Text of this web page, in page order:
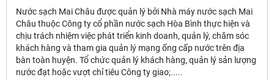
Nước sạch Mai Châu được quản lý bởi Nhà máy nước sạch Mai
Châu thuộc Công ty cổ phần nước sạch Hòa Bình thực hiện và
chịu trách nhiệm việc phát triển kinh doanh, quản lý, chăm sóc
khách hàng và tham gia quản lý mạng ống cấp nước trên địa
bàn toàn huyện. Tổ chức quản lý khách hàng, quản lý sản lượng
nước đạt hoặc vượt chỉ tiêu Công ty giao;.....